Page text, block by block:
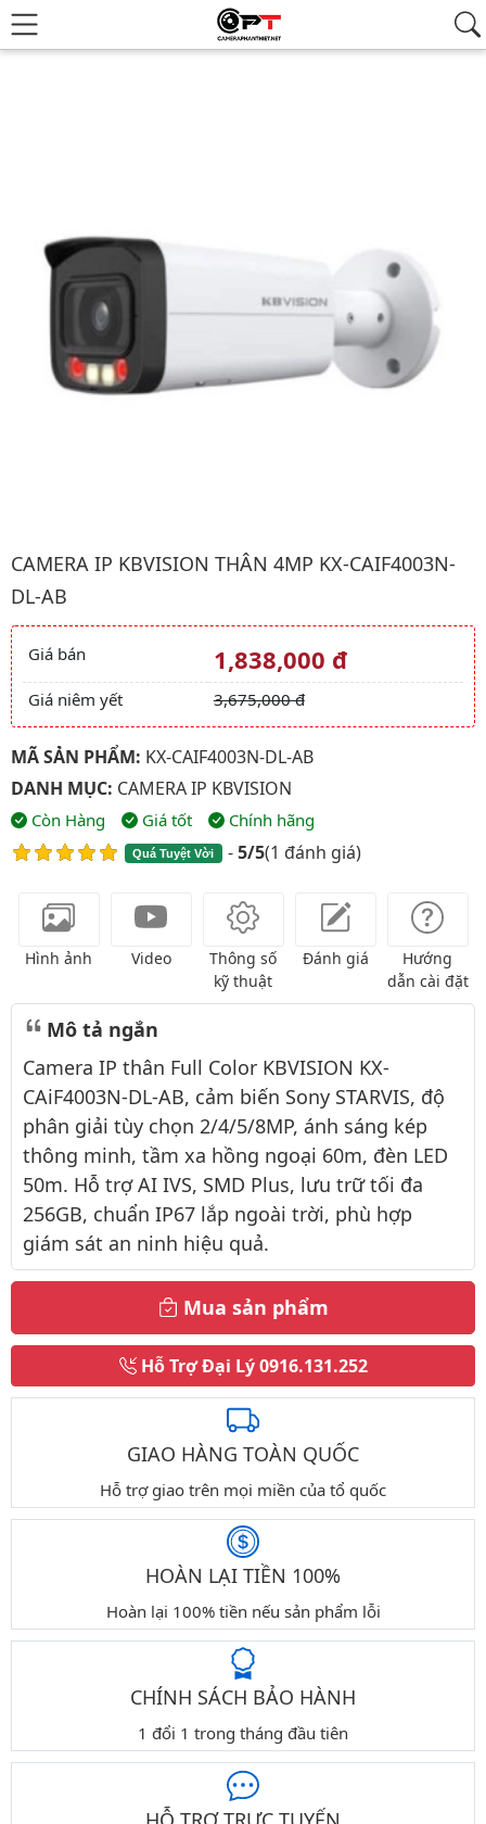
Hình ảnh đại diện của sản phẩm Camera ip kbvision Thân 4Mp
CAMERA IP KBVISION THÂN 4MP KX-CAIF4003N-
DL-AB
Giá và khuyến mãi
Giá bán 1,838,000 đ
Giá niêm yết 3,675,000 đ
MÃ SẢN PHẨM: KX-CAIF4003N-DL-AB
DANH MỤC: CAMERA IP KBVISION
Còn Hàng Giá tốt Chính hãng
Quá Tuyệt Vời -5/5(1 đánh giá)
Hình ảnh Video
Thông số
kỹ thuật
Đánh giá
Hướng
dẫn cài đặt
Mô tả ngắn
Camera IP thân Full Color KBVISION KX-
CAiF4003N-DL-AB, cảm biến Sony STARVIS, độ
phân giải tùy chọn 2/4/5/8MP, ánh sáng kép
thông minh, tầm xa hồng ngoại 60m, đèn LED
50m. Hỗ trợ AI IVS, SMD Plus, lưu trữ tối đa
256GB, chuẩn IP67 lắp ngoài trời, phù hợp
giám sát an ninh hiệu quả.
Mua sản phẩm
Hỗ Trợ Đại Lý0916.131.252
GIAO HÀNG TOÀN QUỐC
Hỗ trợ giao trên mọi miền của tổ quốc
HOÀN LẠI TIỀN 100%
Hoàn lại 100% tiền nếu sản phẩm lỗi
CHÍNH SÁCH BẢO HÀNH
1 đổi 1 trong tháng đầu tiên